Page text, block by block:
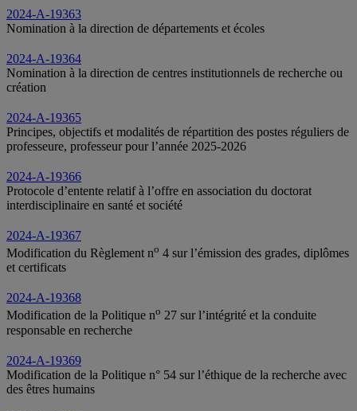
2024-A-19363
Nomination à la direction de départements et écoles
2024-A-19364
Nomination à la direction de centres institutionnels de recherche ou
création
2024-A-19365
Principes, objectifs et modalités de répartition des postes réguliers de
professeure, professeur pour l’année 2025-2026
2024-A-19366
Protocole d’entente relatif à l’offre en association du doctorat
interdisciplinaire en santé et société
2024-A-19367
Modification du Règlement no 4 sur l’émission des grades, diplômes
et certificats
2024-A-19368
Modification de la Politique no 27 sur l’intégrité et la conduite
responsable en recherche
2024-A-19369
Modification de la Politique n° 54 sur l’éthique de la recherche avec
des êtres humains